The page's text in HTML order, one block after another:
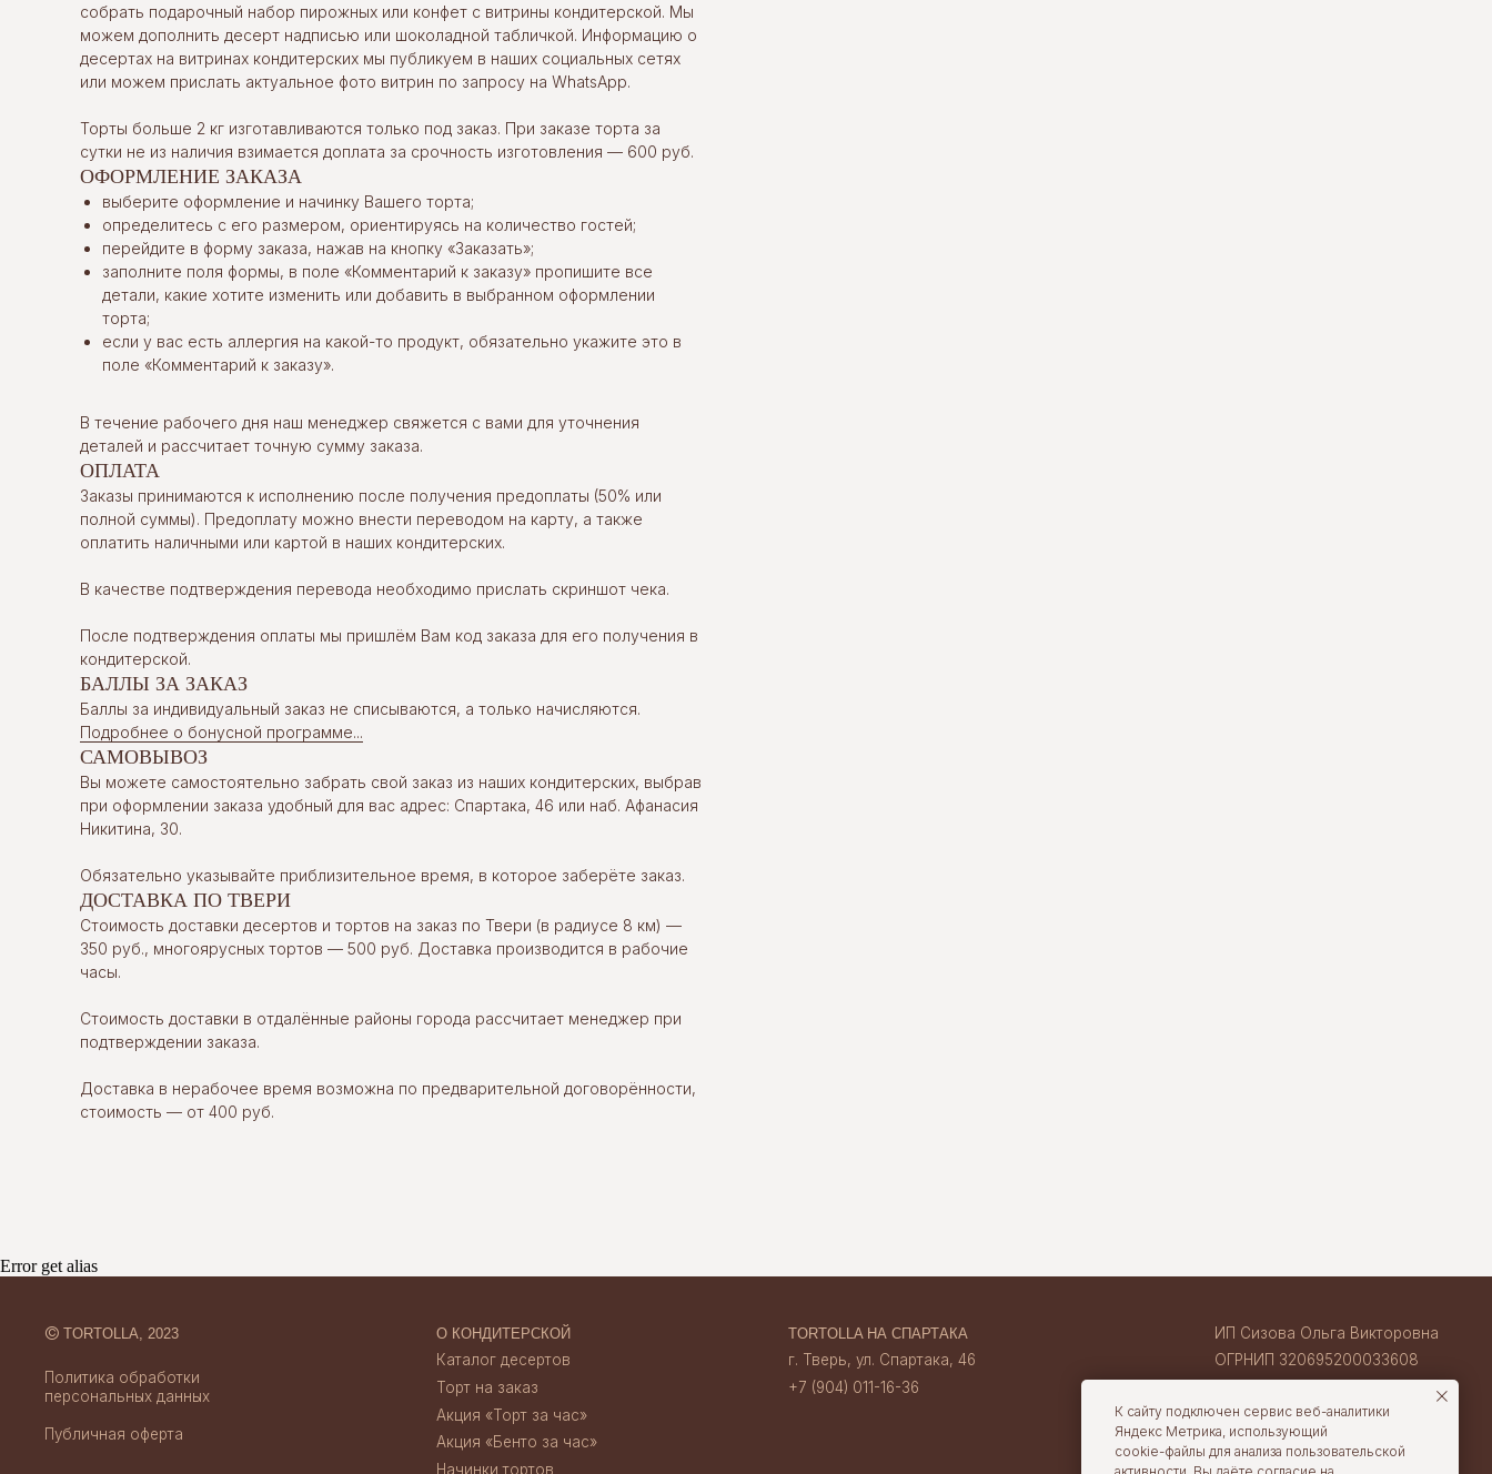
собрать подарочный набор пирожных или конфет с витрины кондитерской. Мы
можем дополнить десерт надписью или шоколадной табличкой. Информацию о
десертах на витринах кондитерских мы публикуем в наших социальных сетях
или можем прислать актуальное фото витрин по запросу на WhatsApp.
Торты больше 2 кг изготавливаются только под заказ. При заказе торта за
сутки не из наличия взимается доплата за срочность изготовления — 600 руб.
ОФОРМЛЕНИЕ ЗАКАЗА
выберите оформление и начинку Вашего торта;
определитесь с его размером, ориентируясь на количество гостей;
перейдите в форму заказа, нажав на кнопку «Заказать»;
заполните поля формы, в поле «Комментарий к заказу» пропишите все
детали, какие хотите изменить или добавить в выбранном оформлении
торта;
если у вас есть аллергия на какой-то продукт, обязательно укажите это в
поле «Комментарий к заказу».
В течение рабочего дня наш менеджер свяжется с вами для уточнения
деталей и рассчитает точную сумму заказа.
ОПЛАТА
Заказы принимаются к исполнению после получения предоплаты (50% или
полной суммы). Предоплату можно внести переводом на карту, а также
оплатить наличными или картой в наших кондитерских.
В качестве подтверждения перевода необходимо прислать скриншот чека.
После подтверждения оплаты мы пришлём Вам код заказа для его получения в
кондитерской.
БАЛЛЫ ЗА ЗАКАЗ
Баллы за индивидуальный заказ не списываются, а только начисляются.
Подробнее о бонусной программе...
САМОВЫВОЗ
Вы можете самостоятельно забрать свой заказ из наших кондитерских, выбрав
при оформлении заказа удобный для вас адрес: Спартака, 46 или наб. Афанасия
Никитина, 30.
Обязательно указывайте приблизительное время, в которое заберёте заказ.
ДОСТАВКА ПО ТВЕРИ
Стоимость доставки десертов и тортов на заказ по Твери (в радиусе 8 км) —
350 руб., многоярусных тортов — 500 руб. Доставка производится в рабочие
часы.
Стоимость доставки в отдалённые районы города рассчитает менеджер при
подтверждении заказа.
Доставка в нерабочее время возможна по предварительной договорённости,
стоимость — от 400 руб.
Error get alias
К сайту подключен сервис веб-аналитики
Яндекс Метрика, использующий
cookie-файлы для анализа пользовательской
TORTOLLA, 2023
персональных данных
Публичная оферта
О КОНДИТЕРСКОЙ
Акция «Торт за час»‎